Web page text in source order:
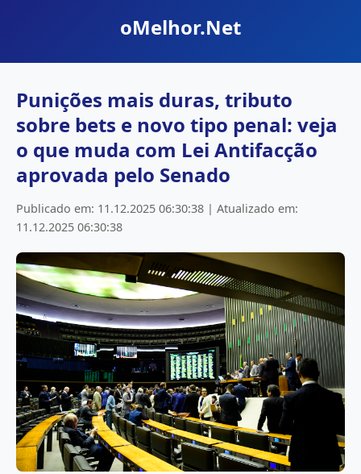
oMelhor.Net
Punições mais duras, tributo
sobre bets e novo tipo penal: veja
o que muda com Lei Antifacção
aprovada pelo Senado
Publicado em: 11.12.2025 06:30:38 | Atualizado em:
11.12.2025 06:30:38